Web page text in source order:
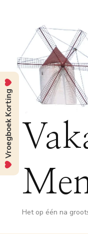
Het op één na
Vroegboek Korting